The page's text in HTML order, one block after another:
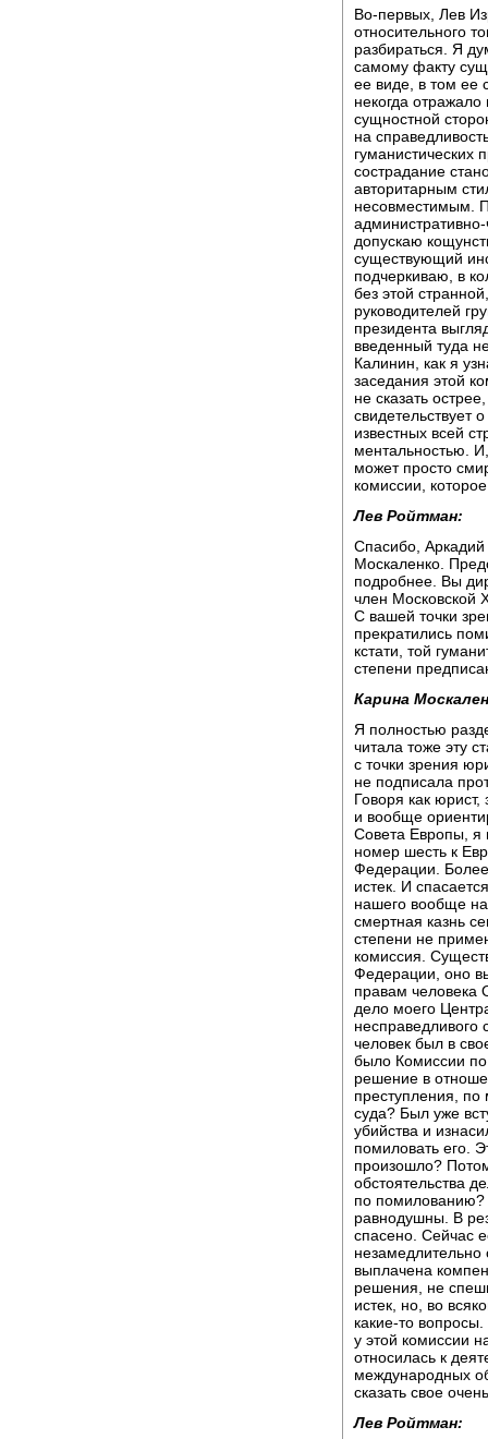
Во-первых, Лев
относительного
разбираться. Я
самому факту
ее виде, в том ее
некогда
сущностной
на
гуманистических
сострадание
авторитарным
несовместимым.
допускаю
существующий
подчеркиваю, в
без этой
руководителей
президента
введенный туда
Калинин, как я
заседания этой
не сказать
свидетельствует
известных всей
ментальностью.
может просто
комиссии,
Лев Ройтман:
Спасибо,
Москаленко.
подробнее. Вы
член Московской
С вашей точки
прекратились
кстати, той
степени
Карина
Я полностью
читала тоже эту
с точки зрения
не подписала
Говоря как
и вообще
Совета Европы, я
номер шесть к
Федерации. Более
истек. И
нашего вообще
смертная казнь
степени не
комиссия.
Федерации, оно
правам человека
дело моего
несправедливого
человек был в
было Комиссии
решение в
преступления,
суда? Был уже
убийства и
помиловать его.
произошло?
обстоятельства
по помилованию?
равнодушны. В
спасено. Сейчас
выплачена
решения, не
истек, но, во
какие-то
у этой комиссии
относилась к
международных
сказать свое
Лев Ройтман: